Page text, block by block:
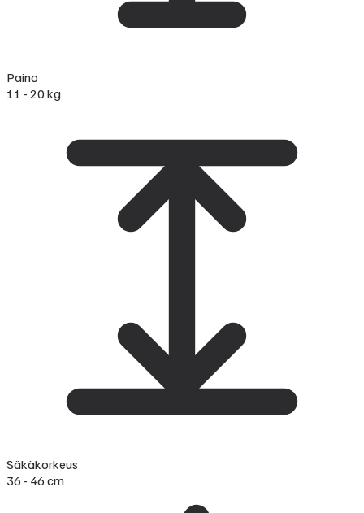
Paino
11 - 20 kg
Säkäkorkeus
36 - 46 cm